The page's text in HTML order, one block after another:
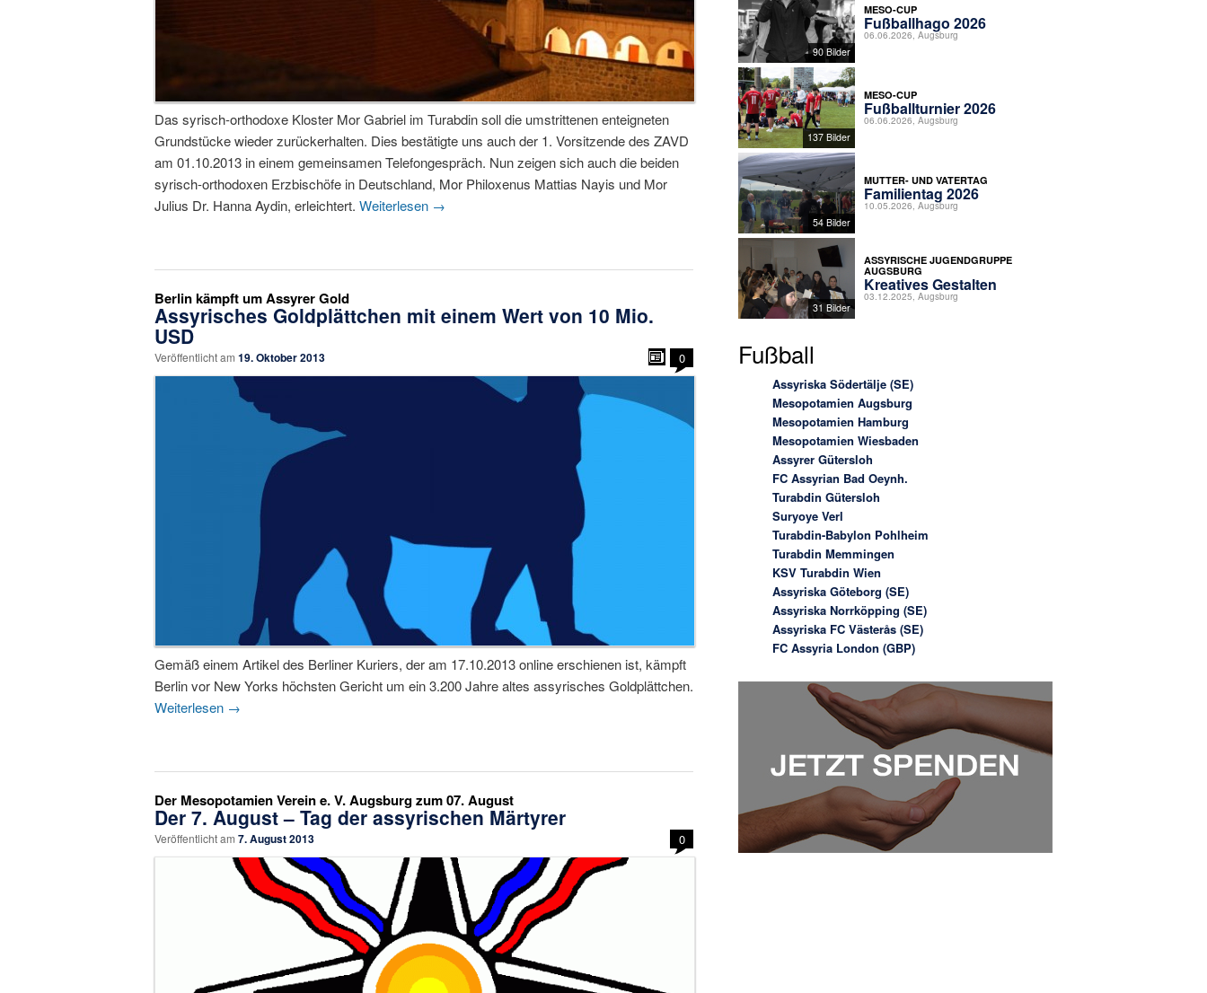
Das syrisch-orthodoxe Kloster Mor Gabriel im Turabdin soll die umstrittenen enteigneten
Grundstücke wieder zurückerhalten. Dies bestätigte uns auch der 1. Vorsitzende des ZAVD
am 01.10.2013 in einem gemeinsamen Telefongespräch. Nun zeigen sich auch die beiden
syrisch-orthodoxen Erzbischöfe in Deutschland, Mor Philoxenus Mattias Nayis und Mor
Julius Dr. Hanna Aydin, erleichtert. Weiterlesen →
Berlin kämpft um Assyrer Gold
Assyrisches Goldplättchen mit einem Wert von 10 Mio.
USD
Veröffentlicht am 19. Oktober 2013 0
Gemäß einem Artikel des Berliner Kuriers, der am 17.10.2013 online erschienen ist, kämpft
Berlin vor New Yorks höchsten Gericht um ein 3.200 Jahre altes assyrisches Goldplättchen.
Weiterlesen →
Der Mesopotamien Verein e. V. Augsburg zum 07. August
Der 7. August – Tag der assyrischen Märtyrer
Veröffentlicht am 7. August 2013 0
90 Bilder
MESO-CUP
Fußballhago 2026
06.06.2026, Augsburg
137 Bilder
MESO-CUP
Fußballturnier 2026
06.06.2026, Augsburg
54 Bilder
MUTTER- UND VATERTAG
Familientag 2026
10.05.2026, Augsburg
31 Bilder
ASSYRISCHE JUGENDGRUPPE
AUGSBURG
Kreatives Gestalten
03.12.2025, Augsburg
Fußball
Assyriska Södertälje (SE)
Mesopotamien Augsburg
Mesopotamien Hamburg
Mesopotamien Wiesbaden
Assyrer Gütersloh
FC Assyrian Bad Oeynh.
Turabdin Gütersloh
Suryoye Verl
Turabdin-Babylon Pohlheim
Turabdin Memmingen
KSV Turabdin Wien
Assyriska Göteborg (SE)
Assyriska Norrköpping (SE)
Assyriska FC Västerås (SE)
FC Assyria London (GBP)